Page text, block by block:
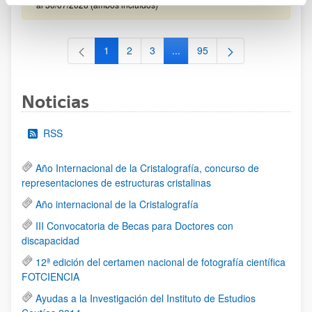
al 30/07/2026 (ambos incluídos)
Página
1 Página
2 Página
3 ...Páginas intermedias Use TAB
Página
95
Noticias
RSS
Año Internacional de la Cristalografía, concurso de
representaciones de estructuras cristalinas
Año internacional de la Cristalografía
III Convocatoria de Becas para Doctores con
discapacidad
12ª edición del certamen nacional de fotografía científica
FOTCIENCIA
Ayudas a la Investigación del Instituto de Estudios